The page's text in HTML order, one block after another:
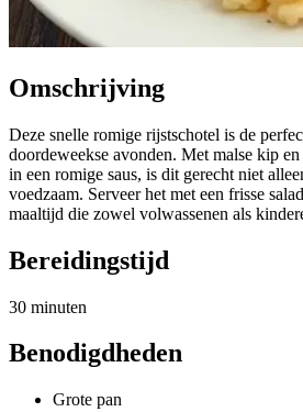
Omschrijving
Deze snelle romige rijstschotel is de
doordeweekse avonden. Met malse kip
in een romige saus, is dit gerecht niet
voedzaam. Serveer het met een frisse
maaltijd die zowel volwassenen als
Bereidingstijd
30 minuten
Benodigdheden
Grote pan